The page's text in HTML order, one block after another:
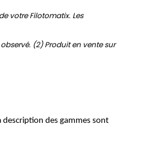
votre Filotomatix. Les
(2) Produit en vente sur
description des gammes sont